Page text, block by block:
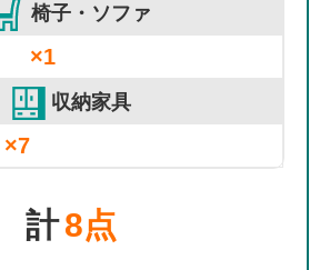
椅子・ソファ
×1
収納家具
×7
計8点